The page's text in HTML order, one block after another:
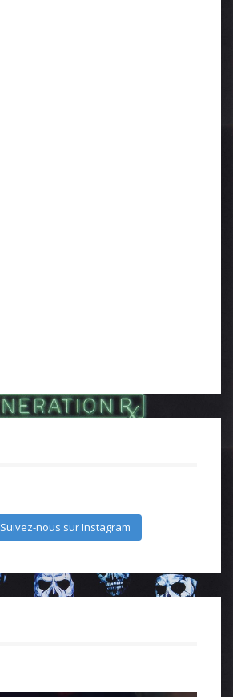
Suivez-nous sur Instagram